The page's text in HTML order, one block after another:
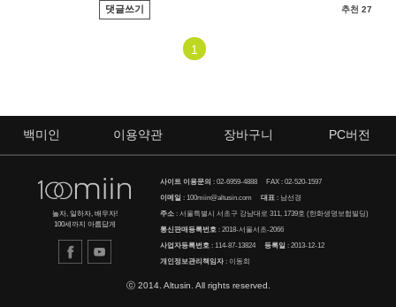
댓글쓰기 추천 27
1
백미인 이용약관 장바구니 PC버전
놀자, 일하자, 배우자!
100세까지 아름답게
사이트 이용문의 :02-6959-4888 FAX : 02-520-1597
이메일 :100miin@altusin.com 대표 : 남선경
주소 : 서울특별시 서초구 강남대로 311, 1739호 (한화생명보험빌딩)
통신판매등록번호 : 2018-서울서초-2066
사업자등록번호 : 114-87-13824등록일 : 2013-12-12
개인정보관리책임자 : 이동희
ⓒ 2014. Altusin. All rights reserved.